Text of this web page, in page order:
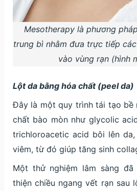
Mesotherapy là phương
trung bì nhằm đưa trực tiếp
vào vùng rạn (hình
Lột da bằng hóa chất (peel da)
Đây là một quy trình tái tạo bề
chất bào mòn như glycolic
trichloroacetic acid bôi lên
viêm, từ đó giúp tăng sinh
Một thử nghiệm lâm sàng
thiện chiều ngang vết rạn sau